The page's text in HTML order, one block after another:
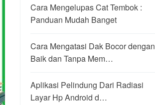
Cara Mengelupas Cat Tembok :
Panduan Mudah Banget
Cara Mengatasi Dak Bocor dengan
Baik dan Tanpa Mem…
Aplikasi Pelindung Dari Radiasi
Layar Hp Android d…